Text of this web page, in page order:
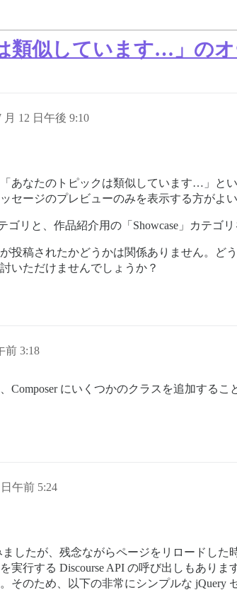
類似しています…」の
月 12 日午後 9:10
あなたのトピックは類似しています…」と
セージのプレビューのみを表示する方がよい
リと、作品紹介用の「Showcase」カテゴリ
投稿されたかどうかは関係ありません。
いただけませんでしょうか？
前 3:18
Composer にいくつかのクラスを追加する
午前 5:24
したが、残念ながらページをリロードし
実行する Discourse API の呼び出しもあり
そのため、以下の非常にシンプルな